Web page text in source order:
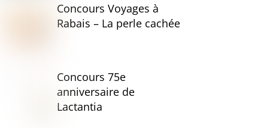
Concours Voyages à
Rabais – La perle cachée
Concours 75e
anniversaire de
Lactantia